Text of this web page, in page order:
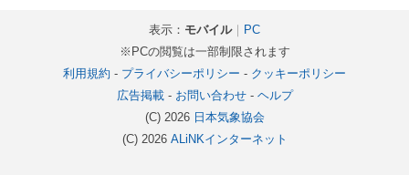
表示： モバイル｜ PC
※PCの閲覧は一部制限されます
利用規約 - プライバシーポリシー - クッキーポリシー
広告掲載- お問い合わせ- ヘルプ
(C) 2026 日本気象協会
(C) 2026 ALiNKインターネット